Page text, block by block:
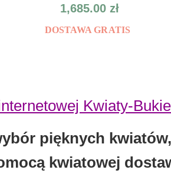
1,685.00 zł
DOSTAWA GRATIS
Kwiaty-
pięknych
kwiatowej